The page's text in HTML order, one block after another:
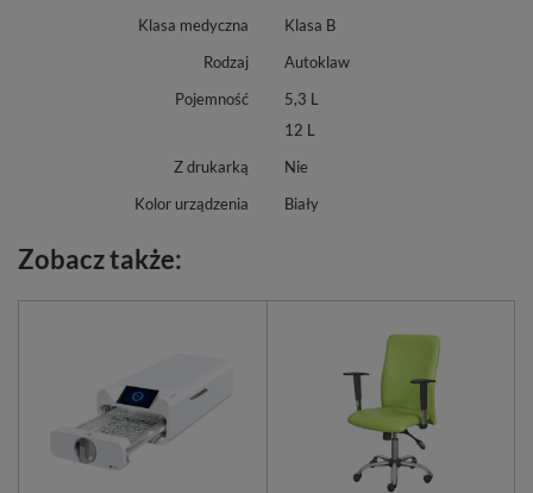
Klasa medyczna
Klasa B
Rodzaj
Autoklaw
Pojemność
5,3 L
12 L
Z drukarką
Nie
Kolor urządzenia
Biały
Zobacz także: